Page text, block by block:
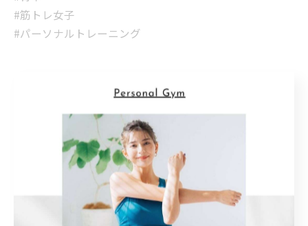
#筋トレ女子
#パーソナルトレーニング
院 ボディメイクでは、パーソナルスタイルのトレーニン
グを行っており、お客様のその日のコンディションに合
わせて効率的なメニューを組み立てます。 当ジムは、薬
院大通駅（動植物園口）から徒歩4分、薬院駅から徒歩8
分と、駅からのアクセスも抜群となっておりますので、
筋トレやダイエットをお考えの方はお気軽にご利用くだ